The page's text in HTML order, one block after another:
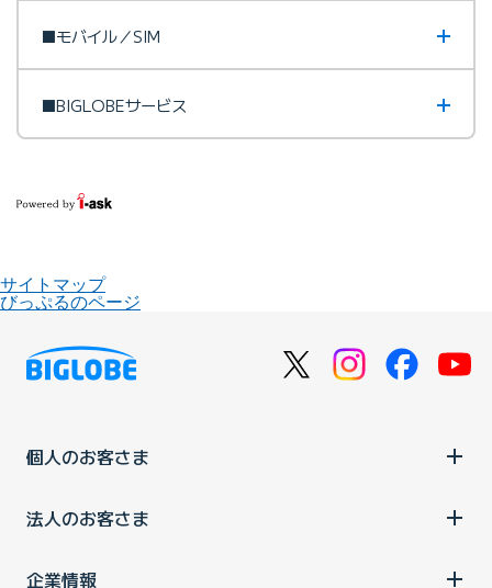
■モバイル／SIM
■BIGLOBEサービス
サイトマップ
びっぷるのページ
個人のお客さま
法人のお客さま
企業情報